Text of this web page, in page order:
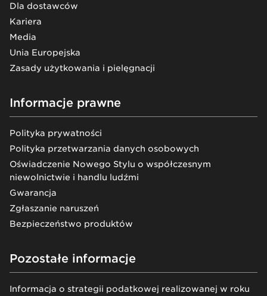
Dla dostawców
Kariera
Media
Unia Europejska
Zasady użytkowania i pielęgnacji
Informacje prawne
Polityka prywatności
Polityka przetwarzania danych osobowych
Oświadczenie Nowego Stylu o współczesnym
niewolnictwie i handlu ludźmi
Gwarancja
Zgłaszanie naruszeń
Bezpieczeństwo produktów
Pozostałe informacje
Informacja o strategii podatkowej realizowanej w roku